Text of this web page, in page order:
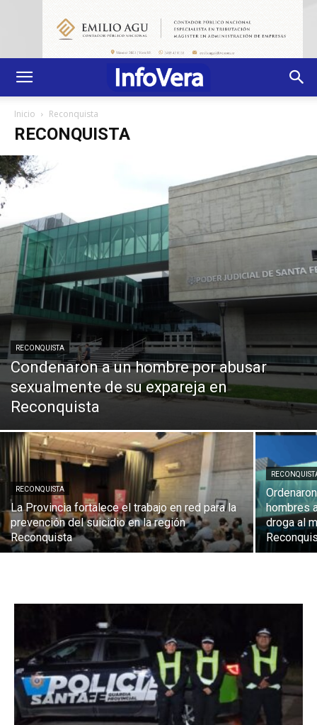
Inicio Reconquista
RECONQUISTA
RECONQUISTA
Condenaron a un hombre por abusar
sexualmente de su expareja en
Reconquista
RECONQUISTA
La Provincia fortalece el trabajo en red para la
prevención del suicidio en la región
Reconquista
hombres
droga al